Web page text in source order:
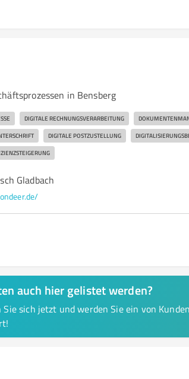
in Bensberg
DIGITALE RECHNUNGSVERARBEITUNG
DIGITALE POSTZUSTELLUNG
Gladbach
auch hier gelistet werden?
Sie sich jetzt und werden Sie ein von